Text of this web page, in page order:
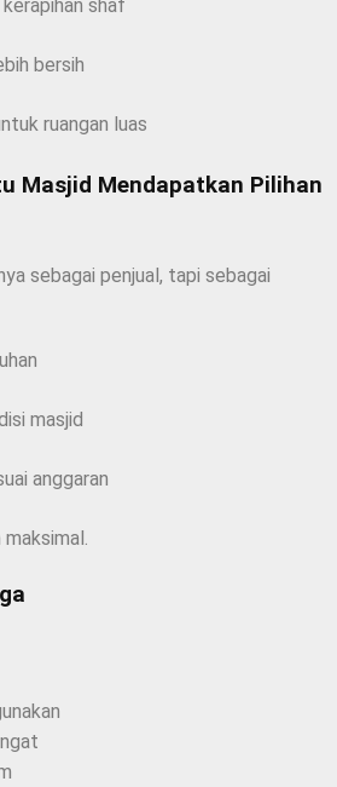
shaf
bersih
ruangan luas
Masjid Mendapatkan Pilihan
sebagai penjual, tapi sebagai
masjid
anggaran